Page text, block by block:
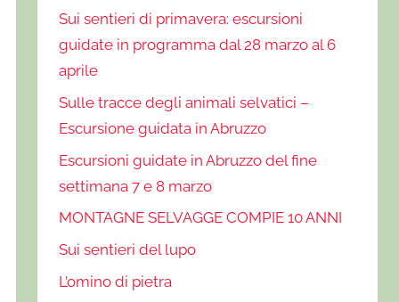
Sui sentieri di primavera: escursioni
guidate in programma dal 28 marzo al 6
aprile
Sulle tracce degli animali selvatici –
Escursione guidata in Abruzzo
Escursioni guidate in Abruzzo del fine
settimana 7 e 8 marzo
MONTAGNE SELVAGGE COMPIE 10 ANNI
Sui sentieri del lupo
L’omino di pietra